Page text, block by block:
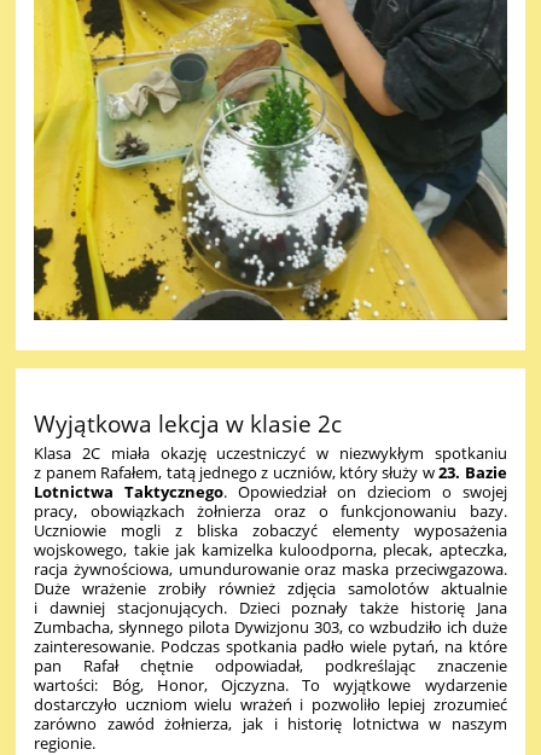
Wyjątkowa lekcja w klasie 2c
Klasa 2C miała okazję uczestniczyć w niezwykłym spotkaniu
z panem Rafałem, tatą jednego z uczniów, który służy w23. Bazie
Lotnictwa Taktycznego. Opowiedział on dzieciom o swojej
pracy, obowiązkach żołnierza oraz o funkcjonowaniu bazy.
Uczniowie mogli z bliska zobaczyć elementy wyposażenia
wojskowego, takie jak kamizelka kuloodporna, plecak, apteczka,
racja żywnościowa, umundurowanie oraz maska przeciwgazowa.
Duże wrażenie zrobiły również zdjęcia samolotów aktualnie
i dawniej stacjonujących. Dzieci poznały także historię Jana
Zumbacha, słynnego pilota Dywizjonu 303, co wzbudziło ich duże
zainteresowanie. Podczas spotkania padło wiele pytań, na które
pan Rafał chętnie odpowiadał, podkreślając znaczenie
wartości: Bóg, Honor, Ojczyzna. To wyjątkowe wydarzenie
dostarczyło uczniom wielu wrażeń i pozwoliło lepiej zrozumieć
zarówno zawód żołnierza, jak i historię lotnictwa w naszym
regionie.